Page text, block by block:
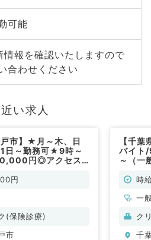
可能
情報を確認いたしますので
合わせください
い求人
戸市】★月～木、日
日～勤務可★9時～
円◎アクセス
内科／非常勤）
円
(保険診療)
市
【千
バイト
～（一
時
一
ク
千